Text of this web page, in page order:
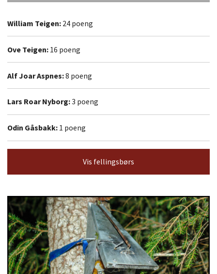
William Teigen: 24 poeng
Ove Teigen: 16 poeng
Alf Joar Aspnes:8 poeng
Lars Roar Nyborg:3 poeng
Odin Gåsbakk: 1 poeng
Vis fellingsbørs